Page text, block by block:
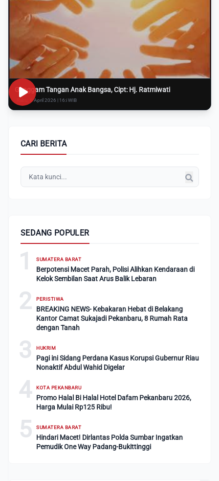
Genggam Tangan Anak Bangsa, Cipt: Hj. Ratmiwati
Rabu, 8 April 2026 | 16:i WIB
CARI BERITA
SEDANG POPULER
1 SUMATERA BARAT
Berpotensi Macet Parah, Polisi Alihkan Kendaraan di
Kelok Sembilan Saat Arus Balik Lebaran
2 PERISTIWA
BREAKING NEWS- Kebakaran Hebat di Belakang
Kantor Camat Sukajadi Pekanbaru, 8 Rumah Rata
dengan Tanah
3 HUKRIM
Pagi ini Sidang Perdana Kasus Korupsi Gubernur Riau
Nonaktif Abdul Wahid Digelar
4 KOTA PEKANBARU
Promo Halal Bi Halal Hotel Dafam Pekanbaru 2026,
Harga Mulai Rp125 Ribu!
5 SUMATERA BARAT
Hindari Macet! Dirlantas Polda Sumbar Ingatkan
Pemudik One Way Padang-Bukittinggi